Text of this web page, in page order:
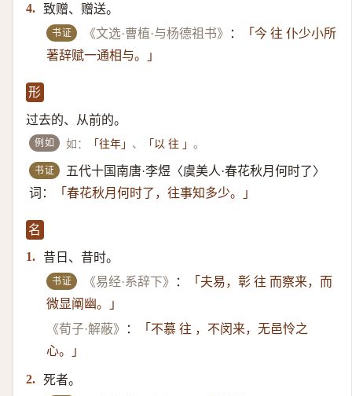
4. 致赠、赠送。
书证 《文选·曹植·与杨德祖书》 ：
「今 往 仆少小所
著辞赋一通相与。」
形
过去的、从前的。
例如 如： 「往年」 、 「以 往 」。
书证
五代十国南唐·李煜〈虞美人·春花秋月何时了〉
词：
「春花秋月何时了，往事知多少。」
名
1.
昔日、昔时。
书证 《易经·系辞下》 ：
「夫易，彰 往 而察来，而
微显阐幽。」
《荀子·解蔽》
：
「不慕 往 ，不闵来，无邑怜之
心。」
2. 死者。